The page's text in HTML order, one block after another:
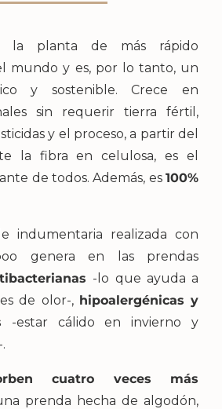
la planta de más rápido
mundo y es, por lo tanto, un
y sostenible. Crece en
sin requerir tierra fértil,
y el proceso, a partir del
la fibra en celulosa, es el
de todos. Además, es 100%
indumentaria realizada con
genera en las prendas
-lo que ayuda a
de olor-, hipoalergénicas y
-estar cálido en invierno y
cuatro veces más
prenda hecha de algodón,